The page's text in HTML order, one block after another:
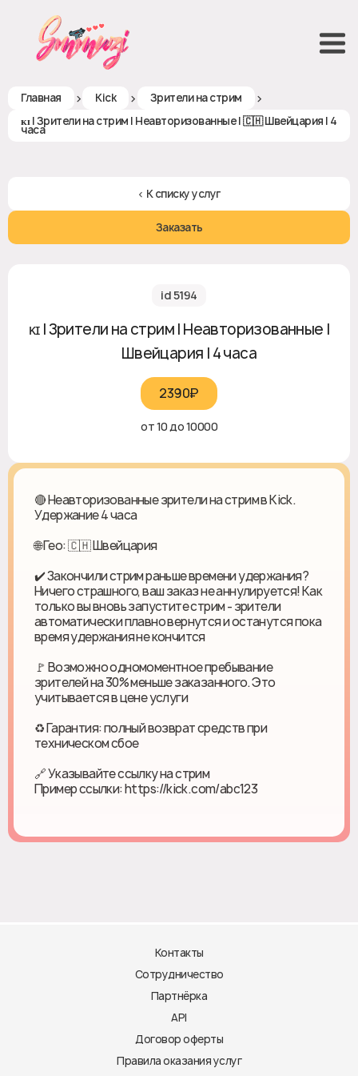
Главная > Kick > Зрители на стрим >
ᴋɪ | Зрители на стрим | Неавторизованные | 🇨🇭 Швейцария | 4
часа
< К списку услуг
Заказать
id 5194
ᴋɪ | Зрители на стрим | Неавторизованные |
🇨🇭 Швейцария | 4 часа
2390₽‎
от 10 до 10000
🔴 Неавторизованные зрители на стрим в Kick.
Удержание 4 часа
🌐 Гео: 🇨🇭 Швейцария
✔️ Закончили стрим раньше времени удержания?
Ничего страшного, ваш заказ не аннулируется! Как
только вы вновь запустите стрим - зрители
автоматически плавно вернутся и останутся пока
время удержания не кончится
🚩 Возможно одномоментное пребывание
зрителей на 30% меньше заказанного. Это
учитывается в цене услуги
♻ Гарантия: полный возврат средств при
техническом сбое
🔗 Указывайте ссылку на стрим
Пример ссылки: https://kick.com/abc123
Контакты
Сотрудничество
Партнёрка
API
Договор оферты
Правила оказания услуг